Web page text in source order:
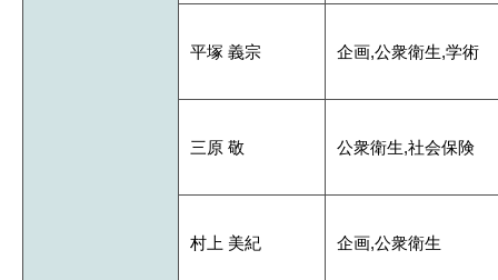
平塚 義宗 企画,公衆衛生,学術
三原 敬 公衆衛生,社会保険
村上 美紀 企画,公衆衛生